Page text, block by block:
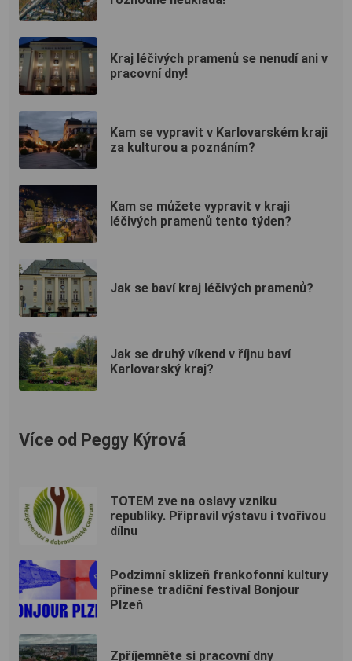
Kraj léčivých pramenů se nenudí ani v
pracovní dny!
Kam se vypravit v Karlovarském kraji
za kulturou a poznáním?
Kam se můžete vypravit v kraji
léčivých pramenů tento týden?
Jak se baví kraj léčivých pramenů?
Jak se druhý víkend v říjnu baví
Karlovarský kraj?
Více od Peggy Kýrová
TOTEM zve na oslavy vzniku
republiky. Připravil výstavu i tvořivou
dílnu
Podzimní sklizeň frankofonní kultury
přinese tradiční festival Bonjour
Plzeň
Zpříjemněte si pracovní dny